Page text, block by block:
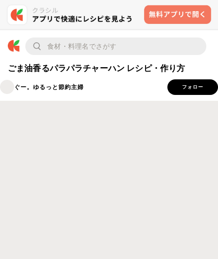
ごま油香るパラパラチャーハン レシピ・作り方
ぐー。ゆるっと節約主婦 フォロー